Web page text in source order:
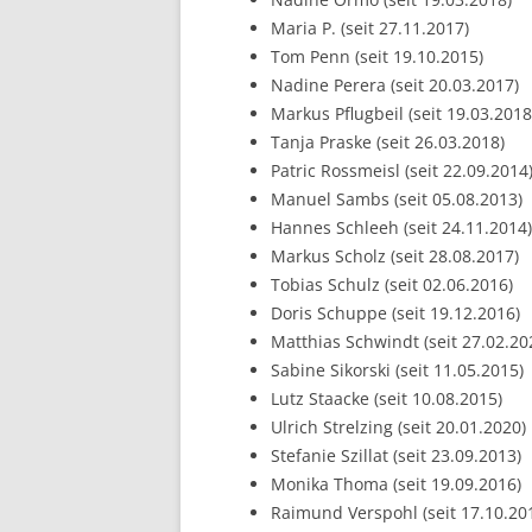
Maria P. (seit 27.11.2017)
Tom Penn (seit 19.10.2015)
Nadine Perera (seit 20.03.2017)
Markus Pflugbeil (seit
Tanja Praske (seit 26.03.2018)
Patric Rossmeisl (seit 22.09.2014)
Manuel Sambs (seit 05.08.2013)
Hannes Schleeh (seit 24.11.2014)
Markus Scholz (seit 28.08.2017)
Tobias Schulz (seit 02.06.2016)
Doris Schuppe (seit 19.12.2016)
Matthias Schwindt (seit
Sabine Sikorski (seit 11.05.2015)
Lutz Staacke (seit 10.08.2015)
Ulrich Strelzing (seit 20.01.2020)
Stefanie Szillat (seit 23.09.2013)
Monika Thoma (seit 19.09.2016)
Raimund Verspohl (seit